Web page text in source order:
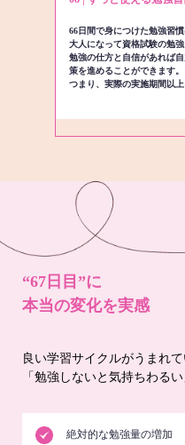
66日間で身につけた勉強習慣
大人になって資格試験の勉
勉強の仕方と自信があれば
策を進めることができます。
つまり、実際の実施期間以
“67日目”に
本当の変化を実感
良い学習サイクルがうまれ
「勉強しないと気持ちわるい
絶対的な勉強量の増加